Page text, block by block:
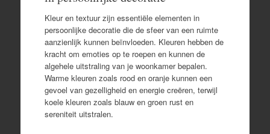
Kleur en textuur zijn essentiële elementen in
persoonlijke decoratie die de sfeer van een ruimte
aanzienlijk kunnen beïnvloeden. Kleuren hebben de
kracht om emoties op te roepen en kunnen de
algehele uitstraling van je woonkamer bepalen.
Warme kleuren zoals rood en oranje kunnen een
gevoel van gezelligheid en energie creëren, terwijl
koele kleuren zoals blauw en groen rust en
sereniteit uitstralen.